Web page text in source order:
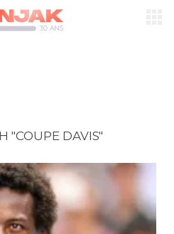
"COUPE DAVIS"